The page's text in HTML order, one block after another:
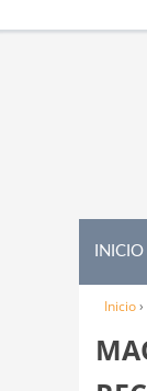
INICIO
Inicio›